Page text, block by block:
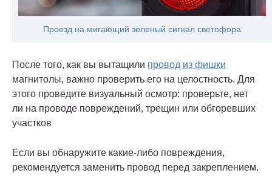
Проезд на мигающий зеленый сигнал светофора
После того, как вы вытащили провод из фишки
магнитолы, важно проверить его на целостность. Для
этого проведите визуальный осмотр: проверьте, нет
ли на проводе повреждений, трещин или обгоревших
участков
Если вы обнаружите какие-либо повреждения,
рекомендуется заменить провод перед закреплением.